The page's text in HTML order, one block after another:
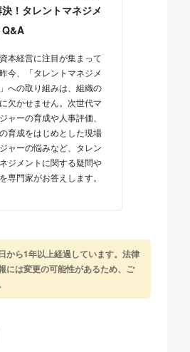
！タレントマネジメ
Q&A
本経営に注目が集まって
今、「タレントマネジメ
への取り組みは、組織の
欠かせません。次世代マ
ャーの育成や人事評価、
育成をはじめとした現場
ャーの悩みなど、タレン
ジメントに関する疑問や
専門家がお答えします。
から1年以上経過しています。法律
には変更の可能性があるため、ご